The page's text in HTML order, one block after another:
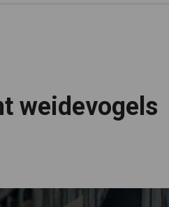
weidevogels